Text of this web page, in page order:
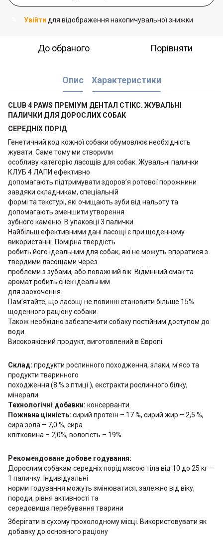
Увійти для відображення накопичувальної знижки
До обраного Порівняти
Опис Характеристики
CLUB 4 PAWS ПРЕМІУМ ДЕНТАЛ СТІКС. ЖУВАЛЬНІ
ПАЛИЧКИ ДЛЯ ДОРОСЛИХ СОБАК
СЕРЕДНІХ ПОРІД
Генетичний код кожної собаки обумовлює необхідність
жувати. Саме тому ми створили
особливу категорію ласощів для собак. Жувальні палички
КЛУБ 4 ЛАПИ ефективно
допомагають підтримувати здоров’я ротової порожнини
завдяки складникам, спеціальній
формі та текстурі, які очищають зуби від нальоту та
допомагають зменшити утворення
зубного каменю. В упаковці 3 палички.
Найбільш ефективними дані ласощі є при щоденному
використанні. Помірна твердість
робить його ідеальним для собак, які не можуть впоратися з
твердими ласощами через
проблеми з зубами, або поважний вік. Відмінний смак та
аромат робить снек ідеальним
для заохочення.
Пам’ятайте, що ласощі не повинні становити більше 15%
щоденного раціону собаки.
Також необхідно забезпечити собаку постійним доступом до
води.
Високоякісний продукт, виготовлений в Європі.
Склад: продукти рослинного походження, злаки, м'ясо та
продукти тваринного
походження (8 % з птиці ), екстракти рослинного білку,
мінерали.
Технологічні добавки: консерванти.
Поживна цінність: сирий протеїн – 17 %, сирий жир – 2,5 %,
сира зола – 7,0 %, сира
клітковина – 2,0%, вологість – 19%.
Рекомендоване добове годування:
Дорослим собакам середніх порід масою тіла від 10 до 25 кг –
1 паличку. Індивідуальні
норми годування можуть змінюватися, залежно від віку,
породи, рівня активності та
середовища перебування тварини
Зберігати в сухому прохолодному місці. Використовувати як
добавку до основного раціону